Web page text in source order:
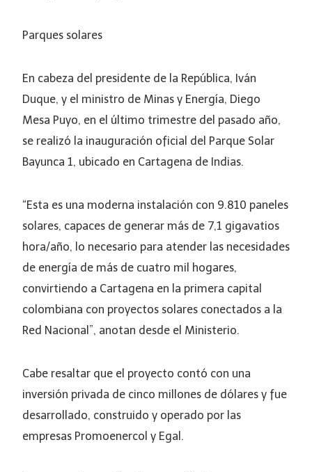
Parques solares
En cabeza del presidente de la República, Iván
Duque, y el ministro de Minas y Energía, Diego
Mesa Puyo, en el último trimestre del pasado año,
se realizó la inauguración oficial del Parque Solar
Bayunca 1, ubicado en Cartagena de Indias.
“Esta es una moderna instalación con 9.810 paneles
solares, capaces de generar más de 7,1 gigavatios
hora/año, lo necesario para atender las necesidades
de energía de más de cuatro mil hogares,
convirtiendo a Cartagena en la primera capital
colombiana con proyectos solares conectados a la
Red Nacional”, anotan desde el Ministerio.
Cabe resaltar que el proyecto contó con una
inversión privada de cinco millones de dólares y fue
desarrollado, construido y operado por las
empresas Promoenercol y Egal.